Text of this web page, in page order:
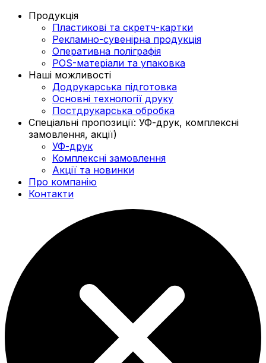
Продукція
Пластикові та скретч-картки
Рекламно-сувенірна продукція
Оперативна поліграфія
POS-матеріали та упаковка
Наші можливості
Додрукарська підготовка
Основні технології друку
Постдрукарська обробка
Спеціальні пропозиції: УФ-друк, комплексні
замовлення, акції)
УФ-друк
Комплексні замовлення
Акції та новинки
Про компанію
Контакти